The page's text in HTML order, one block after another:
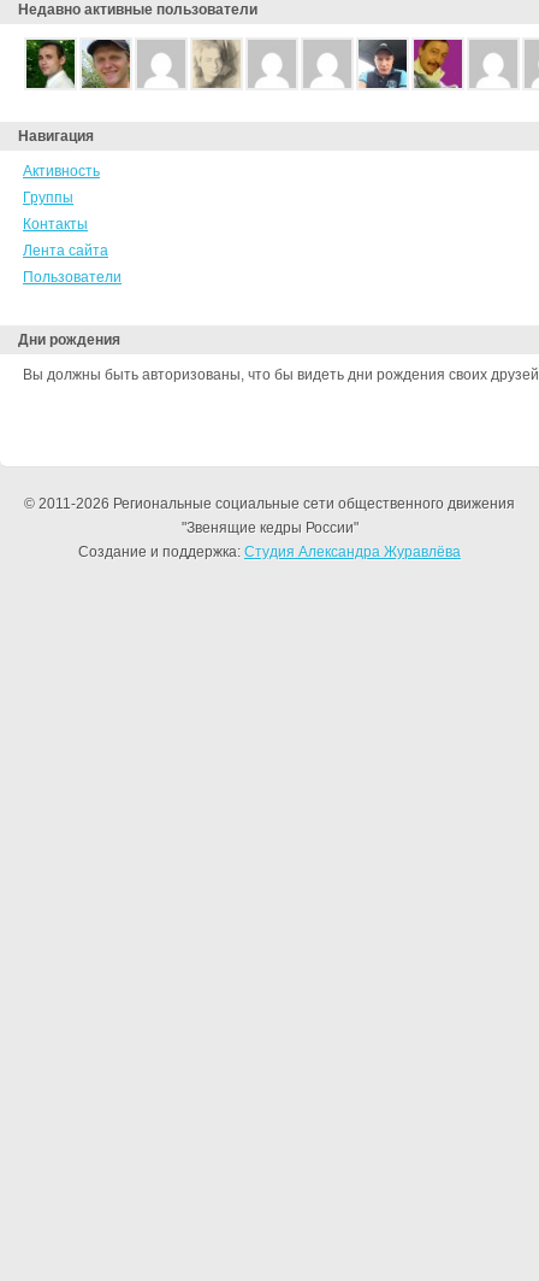
Недавно активные пользователи
Навигация
Активность
Группы
Контакты
Лента сайта
Пользователи
Дни рождения
Вы должны быть авторизованы, что бы видеть дни рождения своих
© 2011-2026 Региональные социальные сети общественного движения
"Звенящие кедры России"
Создание и поддержка: Студия Александра Журавлёва